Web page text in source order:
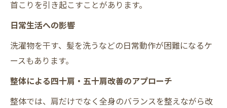
首こりを引き起こすことがあります。
日常生活への影響
洗濯物を干す、髪を洗うなどの日常動作が困難になるケ
ースもあります。
整体による四十肩・五十肩改善のアプローチ
整体では、肩だけでなく全身のバランスを整えながら改